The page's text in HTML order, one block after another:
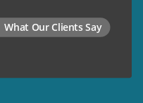
What Our Clients Say